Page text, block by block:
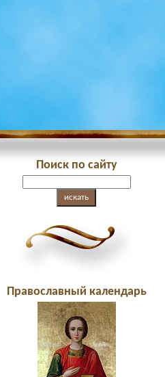
Поиск по сайту
Православный календарь